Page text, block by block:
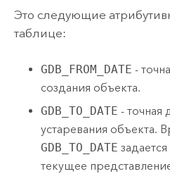
Это следующие
таблице:
GDB_FROM_DATE -
создания объекта.
GDB_TO_DATE - точная
устаревания объекта.
GDB_TO_DATE
текущее